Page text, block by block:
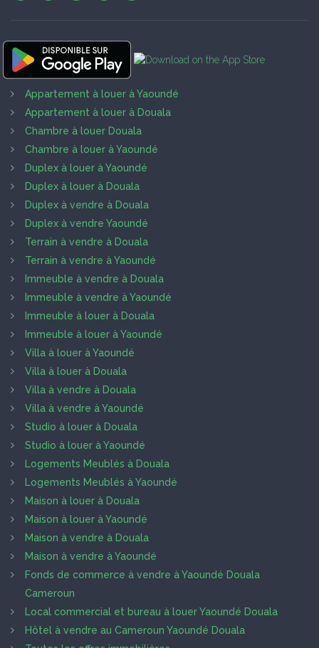
Appartement à louer à Yaoundé
Appartement à louer à Douala
Chambre à louer Douala
Chambre à louer à Yaoundé
Duplex à louer à Yaoundé
Duplex à louer à Douala
Duplex à vendre à Douala
Duplex à vendre Yaoundé
Terrain à vendre à Douala
Terrain à vendre à Yaoundé
Immeuble à vendre à Douala
Immeuble à vendre à Yaoundé
Immeuble à louer à Douala
Immeuble à louer à Yaoundé
Villa à louer à Yaoundé
Villa à louer à Douala
Villa à vendre à Douala
Villa à vendre à Yaoundé
Studio à louer à Douala
Studio à louer à Yaoundé
Logements Meublés à Douala
Logements Meublés à Yaoundé
Maison à louer à Douala
Maison à louer à Yaoundé
Maison à vendre à Douala
Maison à vendre à Yaoundé
Fonds de commerce à vendre à Yaoundé Douala
Cameroun
Local commercial et bureau à louer Yaoundé Douala
Hôtel à vendre au Cameroun Yaoundé Douala